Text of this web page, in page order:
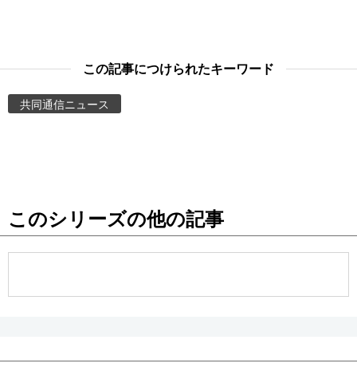
Images
People
公式SNS
この記事につけられたキーワード
共同通信ニュース
このシリーズの他の記事